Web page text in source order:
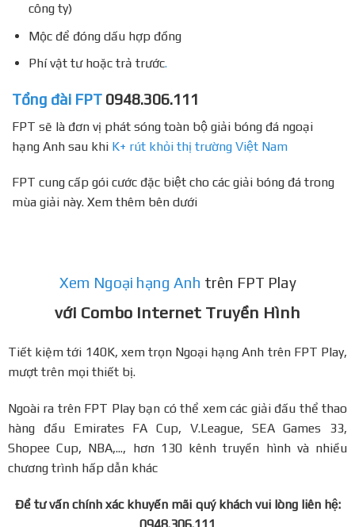
công ty)
Mộc để đóng dấu hợp đồng
Phí vật tư hoặc trả trước.
Tổng đài FPT 0948.306.111
FPT sẽ là đơn vị phát sóng toàn bộ giải bóng đá ngoại
hạng Anh sau khi K+ rút khỏi thị trường Việt Nam
FPT cung cấp gói cước đặc biệt cho các giải bóng đá trong
mùa giải này. Xem thêm bên dưới
Xem Ngoại hạng Anh trên FPT Play
với Combo Internet Truyền Hình
Tiết kiệm tới 140K, xem trọn Ngoại hạng Anh trên FPT Play,
mượt trên mọi thiết bị.
Ngoài ra trên FPT Play bạn có thể xem các giải đấu thể thao
hàng đầu Emirates FA Cup, V.League, SEA Games 33,
Shopee Cup, NBA,..., hơn 130 kênh truyền hình và nhiều
chương trình hấp dẫn khác
Để tư vấn chính xác khuyến mãi quý khách vui lòng liên hệ: